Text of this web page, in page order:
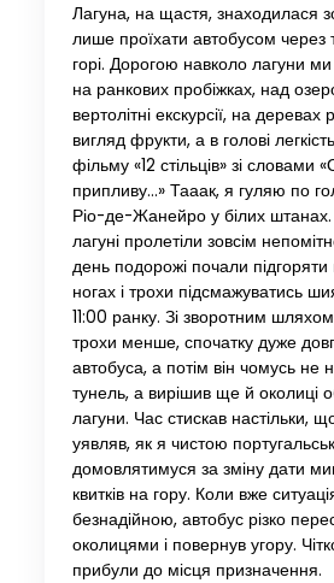
Лагуна, на щастя, знаходилася
лише проїхати автобусом через
горі. Дорогою навколо лагуни
на ранкових пробіжках, над
вертолітні екскурсії, на
вигляд фрукти, а в голові
фільму «12 стільців» зі словами
припливу…» Тааак, я гуляю по
Ріо-де-Жанейро у білих штанах.
лагуні пролетіли зовсім
день подорожі почали
ногах і трохи підсмажуватись
11:00 ранку. Зі зворотним
трохи менше, спочатку дуже
автобуса, а потім він чомусь не
тунель, а вирішив ще й околиці
лагуни. Час стискав настільки,
уявляв, як я чистою
домовлятимуся за зміну дати
квитків на гору. Коли вже
безнадійною, автобус різко
околицями і повернув угору.
прибули до місця призначення.